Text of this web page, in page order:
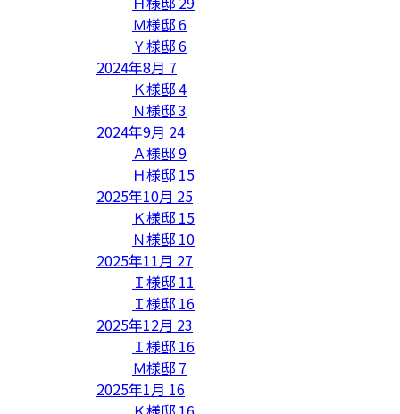
Ｍ様邸6
Ｙ様邸6
2024年8月 7
Ｋ様邸4
Ｎ様邸3
2024年9月 24
Ａ様邸9
Ｈ様邸 15
2025年10月 25
Ｋ様邸 15
Ｎ様邸 10
2025年11月 27
Ｉ様邸 11
Ｉ様邸 16
2025年12月 23
Ｉ様邸 16
Ｍ様邸 7
2025年1月 16